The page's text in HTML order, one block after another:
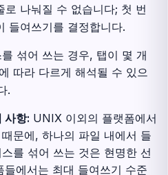
나눠질 수 없습니다; 첫 번
들여쓰기를 결정합니다.
섞어 쓰는 경우, 탭이 몇 개
따라 다르게 해석될 수 있으
.
사항: UNIX 이외의 플랫폼에서
문에, 하나의 파일 내에서 들
를 섞어 쓰는 것은 현명한 선
에서는 최대 들여쓰기 수준